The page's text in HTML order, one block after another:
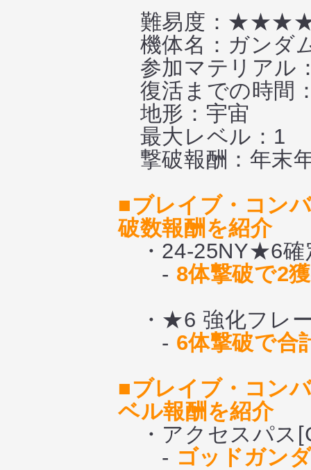
難易度：
機体名：ガンダ
参加マテリアル
復活までの時間
地形：宇宙
最大レベル：1
撃破報酬：年末
■ブレイブ・コン
破数報酬を紹介
・24-25NY★6確
- 8体撃破で2
・★6 強化フレ
- 6体撃破で合
■ブレイブ・コン
ベル報酬を紹介
・アクセスパス
- ゴッドガン